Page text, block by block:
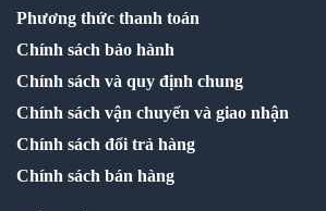
Phương thức thanh toán
Chính sách bảo hành
Chính sách và quy định chung
Chính sách vận chuyển và giao nhận
Chính sách đổi trả hàng
Chính sách bán hàng